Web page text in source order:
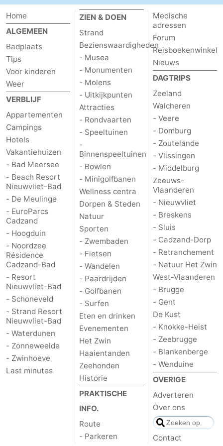
Home
ALGEMEEN
Badplaats
Tips
Voor kinderen
Weer
VERBLIJF
Appartementen
Campings
Hotels
Vakantiehuizen
- Bad Meersee
- Beach Resort
Nieuwvliet-Bad
- De Meulinge
- EuroParcs
Cadzand
- Hoogduin
- Noordzee
Résidence
Cadzand-Bad
- Resort
Nieuwvliet-Bad
- Schoneveld
- Strand Resort
Nieuwvliet-Bad
- Waterdunen
- Zonneweelde
- Zwinhoeve
Last minutes
ZIEN & DOEN
Strand
Bezienswaardigheden
- Musea
- Monumenten
- Molens
- Uitkijkpunten
Attracties
- Rondvaarten
- Speeltuinen
-
Binnenspeeltuinen
- Bowlen
- Minigolfbanen
Wellness centra
Dorpen & Steden
Natuur
Sporten
- Zwembaden
- Fietsen
- Wandelen
- Paardrijden
- Golfbanen
- Surfen
Eten en drinken
Evenementen
Het Zwin
Haaientanden
Zeehonden
Historie
PRAKTISCHE
INFO.
Route
- Parkeren
Medische
adressen
Forum
Reisboekenwinkel
Nieuws
DAGTRIPS
Zeeland
Walcheren
- Veere
- Domburg
- Zoutelande
- Vlissingen
- Middelburg
Zeeuws-
Vlaanderen
- Nieuwvliet
- Breskens
- Sluis
- Cadzand-Dorp
- Retranchement
- Natuur Het Zwin
West-Vlaanderen
- Brugge
- Gent
De Kust
- Knokke-Heist
- Zeebrugge
- Blankenberge
- Wenduine
OVERIGE
Adverteren
Over ons
Contact